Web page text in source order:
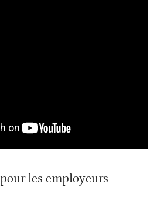
les employeurs